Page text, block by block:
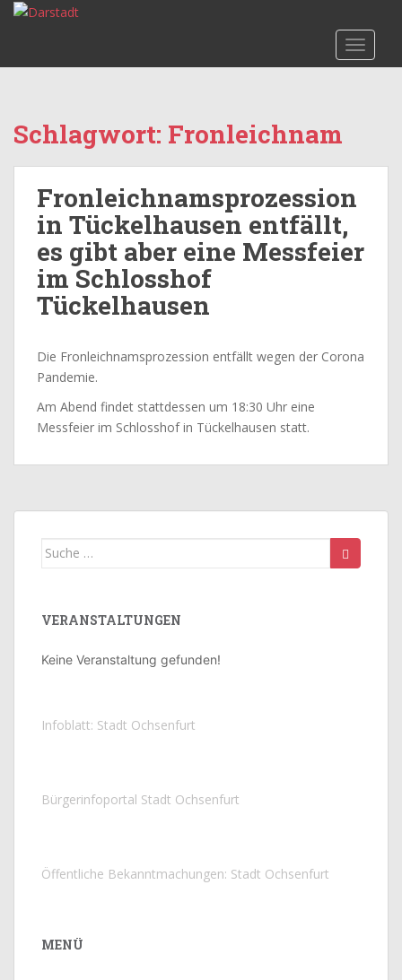
p
Schlagwort: Fronleichnam
Fronleichnamsprozession
in Tückelhausen entfällt,
es gibt aber eine Messfeier
im Schlosshof
Tückelhausen
Die Fronleichnamsprozession entfällt wegen der Corona
Pandemie.
Am Abend findet stattdessen um 18:30 Uhr eine
Messfeier im Schlosshof in Tückelhausen statt.
Suche
VERANSTALTUNGEN
Keine Veranstaltung gefunden!
Infoblatt: Stadt Ochsenfurt
Bürgerinfoportal Stadt Ochsenfurt
Öffentliche Bekanntmachungen: Stadt Ochsenfurt
MENÜ